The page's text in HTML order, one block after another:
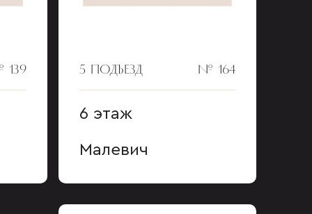
5 ПОДЪЕЗД № 164
6 этаж
Малевич